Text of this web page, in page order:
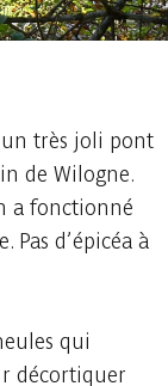
très joli pont
de Wilogne.
a fonctionné
Pas d’épicéa à
qui
décortiquer